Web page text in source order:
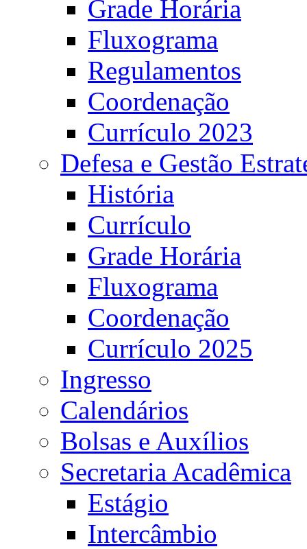
Grade Horária
Fluxograma
Regulamentos
Coordenação
Currículo 2023
Defesa e Gestão
História
Currículo
Grade Horária
Fluxograma
Coordenação
Currículo 2025
Ingresso
Calendários
Bolsas e Auxílios
Secretaria Acadêmica
Estágio
Intercâmbio